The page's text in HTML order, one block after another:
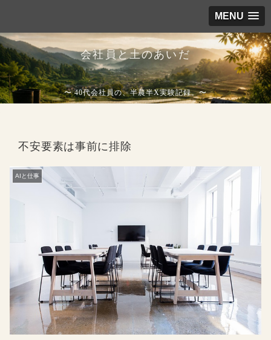
MENU
会社員と土のあいだ
〜 40代会社員の、半農半X実験記録。〜
不安要素は事前に排除
AIと仕事